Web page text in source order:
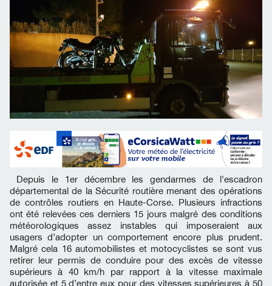
Depuis le 1er décembre les gendarmes de l'escadron
départemental de la Sécurité routière menant des opérations
de contrôles routiers en Haute-Corse. Plusieurs infractions
ont été relevées ces derniers 15 jours malgré des conditions
météorologiques assez instables qui imposeraient aux
usagers d’adopter un comportement encore plus prudent.
Malgré cela 16 automobilistes et motocyclistes se sont vus
retirer leur permis de conduire pour des excès de vitesse
supérieurs à 40 km/h par rapport à la vitesse maximale
autorisée et 5 d’entre eux pour des vitesses supérieures à 50